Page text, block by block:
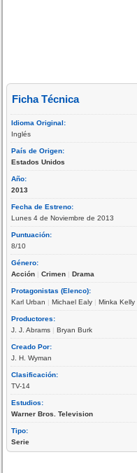
Ficha Técnica
Idioma Original:
Inglés
País de Origen:
Estados Unidos
Año:
2013
Fecha de Estreno:
Lunes 4 de Noviembre de 2013
Puntuación:
8/10
Género:
Acción |Crimen |Drama
Protagonistas (Elenco):
Karl Urban |Michael Ealy |Minka Kelly
Productores:
J. J. Abrams |Bryan Burk
Creado Por:
J. H. Wyman
Clasificación:
TV-14
Estudios:
Warner Bros. Television
Tipo:
Serie